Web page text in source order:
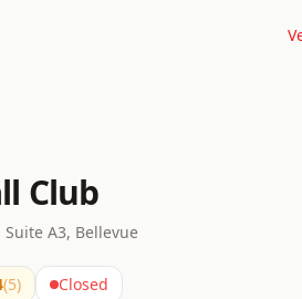
Club
Suite A3, Bellevue
(5) Closed